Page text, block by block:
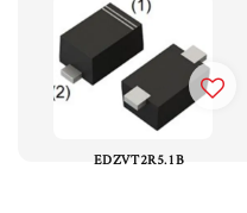
EDZVT2R5.1B